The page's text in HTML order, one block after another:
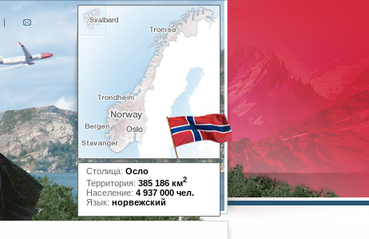
Столица: Осло
Территория: 385 186 км2
Население: 4 937 000 чел.
Язык: норвежский